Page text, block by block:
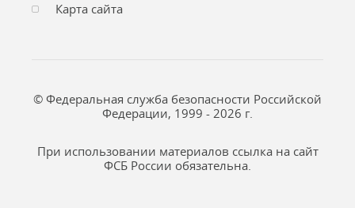
Карта сайта
© Федеральная служба безопасности Российской
Федерации, 1999 - 2026 г.
При использовании материалов ссылка на сайт
ФСБ России обязательна.